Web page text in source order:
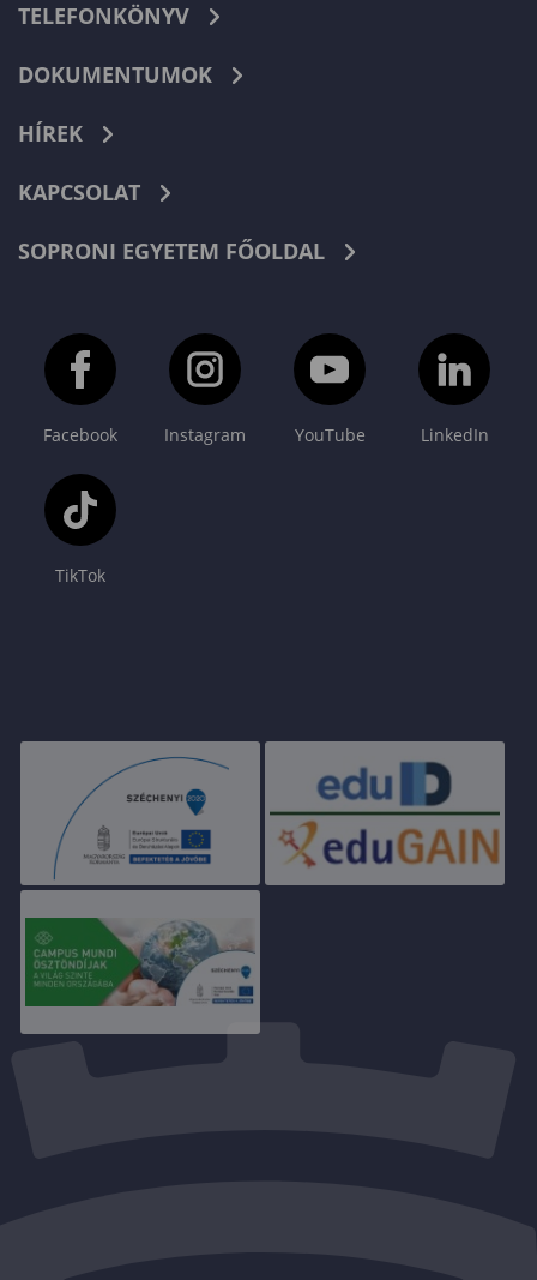
TELEFONKÖNYV
DOKUMENTUMOK
HÍREK
KAPCSOLAT
SOPRONI EGYETEM FŐOLDAL
Facebook Instagram YouTube LinkedIn
TikTok